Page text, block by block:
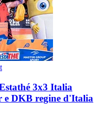
3x3 Italia
e DKB regine d'Italia